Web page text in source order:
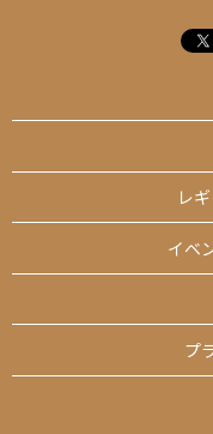
レ
イベ
プ